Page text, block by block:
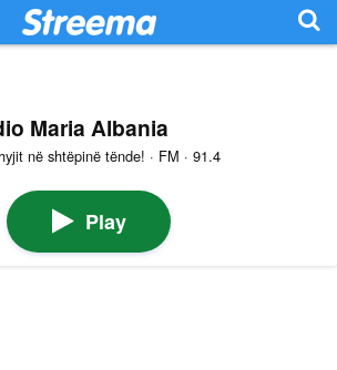
Maria Albania
në shtëpinë tënde! · FM · 91.4
Play